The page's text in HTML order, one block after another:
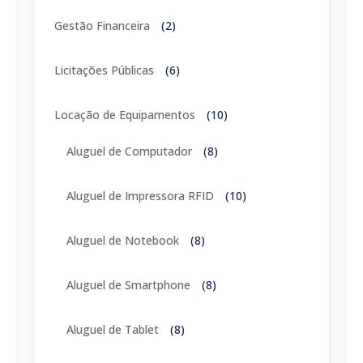
Gestão Financeira (2)
Licitações Públicas (6)
Locação de Equipamentos (10)
Aluguel de Computador (8)
Aluguel de Impressora RFID (10)
Aluguel de Notebook (8)
Aluguel de Smartphone (8)
Aluguel de Tablet (8)